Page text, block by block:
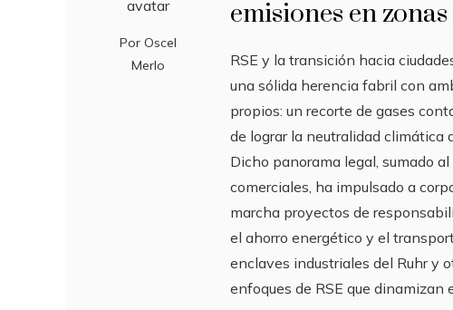
Por Oscel
Merlo
emisiones en
RSE y la transición hacia
una sólida herencia fabril con
propios: un recorte de gases
de lograr la neutralidad climática
Dicho panorama legal, sumado
comerciales, ha impulsado a
marcha proyectos de
el ahorro energético y el
enclaves industriales del Ruhr y
enfoques de RSE que dinamizan